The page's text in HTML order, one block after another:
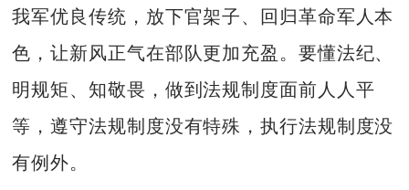
我军优良传统，放下官架子、回归革命军人本
色，让新风正气在部队更加充盈。要懂法纪、
明规矩、知敬畏，做到法规制度面前人人平
等，遵守法规制度没有特殊，执行法规制度没
有例外。